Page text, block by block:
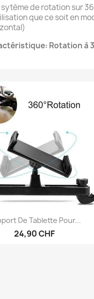
sytème de rotation sur
que ce soit en
Rotation à
Aperçu rapide
De Tablette Pour...
24,90 CHF